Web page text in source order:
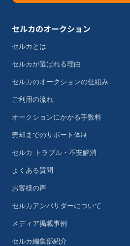
セルカのオークション
セルカとは
セルカが選ばれる理由
セルカのオークションの仕組み
ご利用の流れ
オークションにかかる手数料
売却までのサポート体制
セルカ トラブル・不安解消
よくある質問
お客様の声
セルカアンバサダーについて
メディア掲載事例
セルカ編集部紹介